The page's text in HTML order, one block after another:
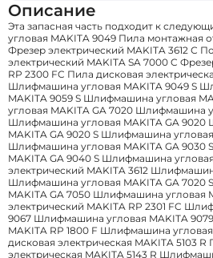
Описание
Эта запасная часть подходит к
угловая MAKITA 9049 Пила монтажная
Фрезер электрический MAKITA 3612 С
электрический MAKITA SA 7000 C
RP 2300 FC Пила дисковая
Шлифмашина угловая MAKITA 9049 S
MAKITA 9059 S Шлифмашина угловая
угловая MAKITA GA 7020 Шлифмашина
Шлифмашина угловая MAKITA GA
MAKITA GA 9020 S Шлифмашина
Шлифмашина угловая MAKITA GA 9030
MAKITA GA 9040 S Шлифмашина
электрический MAKITA 3612
Шлифмашина угловая MAKITA GA 7020
MAKITA GA 7050 Шлифмашина угловая
электрический MAKITA RP 2301 FC
9067 Шлифмашина угловая MAKITA
MAKITA RP 1800 F Шлифмашина
дисковая электрическая MAKITA 5103 R
электрическая MAKITA 5143 R